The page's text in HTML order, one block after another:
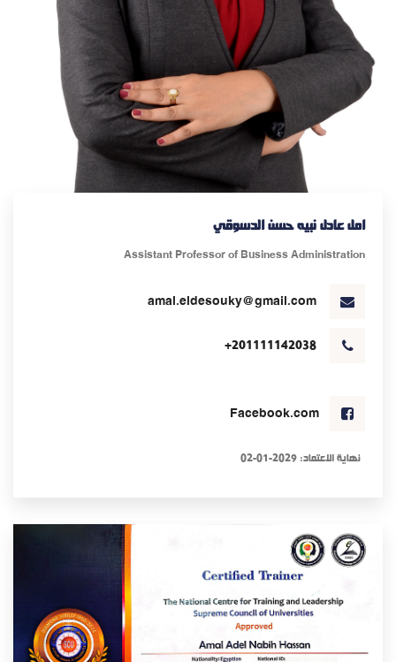
امل عادل نبيه حسن الدسوقي
Assistant Professor of Business Administration
amal.eldesouky@gmail.com
+201111142038
Facebook.com
نهاية الاعتماد: 2029-01-02